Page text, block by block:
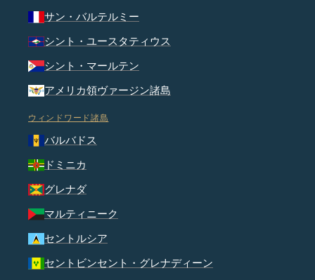
サン・バルテルミー
シント・ユースタティウス
シント・マールテン
アメリカ領ヴァージン諸島
ウィンドワード諸島
バルバドス
ドミニカ
グレナダ
マルティニーク
セントルシア
セントビンセント・グレナディーン